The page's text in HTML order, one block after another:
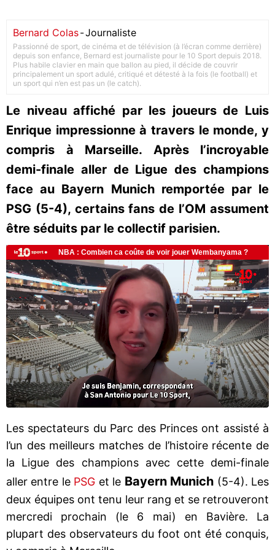
Bernard Colas-Journaliste
Passionné de sport, de cinéma et de télévision (à l’écran comme derrière)
depuis son enfance, Bernard est journaliste pour le 10 Sport depuis 2018.
Plus habile clavier en main que ballon au pied, il décide de couvrir
principalement un sport adulé, critiqué et détesté à la fois (le football) et
un sport qui n’en est pas un (le catch).
Le niveau affiché par les joueurs de Luis
Enrique impressionne à travers le monde, y
compris à Marseille. Après l’incroyable
demi-finale aller de Ligue des champions
face au Bayern Munich remportée par le
PSG (5-4), certains fans de l’OM assument
être séduits par le collectif parisien.
Les spectateurs du Parc des Princes ont assisté à
l’un des meilleurs matches de l’histoire récente de
la Ligue des champions avec cette demi-finale
aller entre le PSG et le Bayern Munich (5-4). Les
deux équipes ont tenu leur rang et se retrouveront
mercredi prochain (le 6 mai) en Bavière. La
plupart des observateurs du foot ont été conquis,